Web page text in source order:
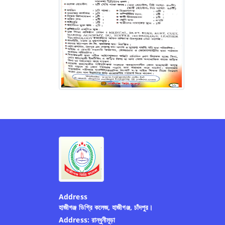
Address
হাজীগঞ্জ ডিগ্রি কলেজ, হাজীগঞ্জ, চাঁদপুর।
Address: রান্ধুনীমূড়া